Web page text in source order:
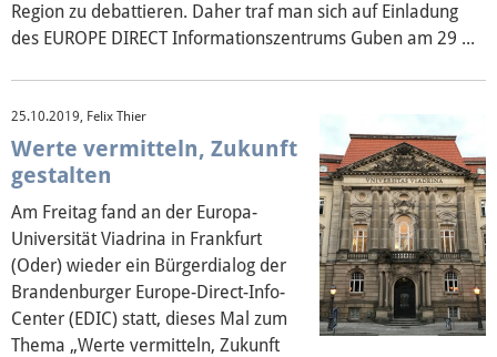
Region zu debattieren. Daher traf man sich auf Einladung
des EUROPE DIRECT Informationszentrums Guben am 29 ...
25.10.2019, Felix Thier
Werte vermitteln, Zukunft
gestalten
Am Freitag fand an der Europa-
Universität Viadrina in Frankfurt
(Oder) wieder ein Bürgerdialog der
Brandenburger Europe-Direct-Info-
Center (EDIC) statt, dieses Mal zum
Thema „Werte vermitteln, Zukunft